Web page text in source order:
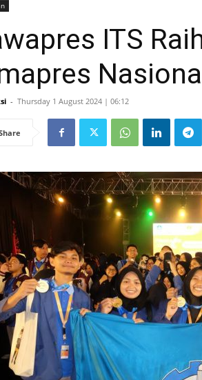
ITS
- Thursday 1 August 2024 | 06:12